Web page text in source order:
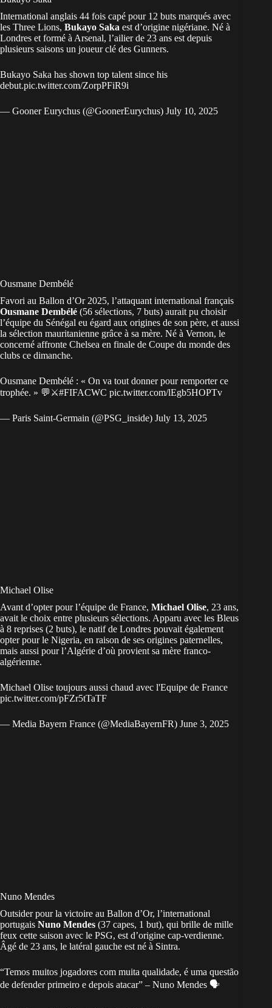
International anglais 44 fois capé pour 12 buts marqués avec
les Three Lions, Bukayo Saka est d’origine nigériane. Né à
Londres et formé à Arsenal, l’ailier de 23 ans est depuis
plusieurs saisons un joueur clé des Gunners.
Bukayo Saka has shown top talent since his
debut.pic.twitter.com/ZorpPFiR9i
— Gooner Eurychus (@GoonerEurychus) July 10, 2025
Ousmane Dembélé
Favori au Ballon d’Or 2025, l’attaquant international français
Ousmane Dembélé (56 sélections, 7 buts) aurait pu choisir
l’équipe du Sénégal eu égard aux origines de son père, et aussi
la sélection mauritanienne grâce à sa mère. Né à Vernon, le
concerné affronte Chelsea en finale de Coupe du monde des
clubs ce dimanche.
Ousmane Dembélé : « On va tout donner pour remporter ce
trophée. » 💬⚔️#FIFACWC pic.twitter.com/lEgb5HOPTv
— Paris Saint-Germain (@PSG_inside) July 13, 2025
Michael Olise
Avant d’opter pour l’équipe de France, Michael Olise, 23 ans,
avait le choix entre plusieurs sélections. Apparu avec les Bleus
à 8 reprises (2 buts), le natif de Londres pouvait également
opter pour le Nigeria, en raison de ses origines paternelles,
mais aussi pourl’Algérie d’où provient sa mère franco-
algérienne.
Michael Olise toujours aussi chaud avec l'Equipe de France
pic.twitter.com/pFZr5tTaTF
— Media Bayern France (@MediaBayernFR) June 3, 2025
Nuno Mendes
Outsider pour la victoire au Ballon d’Or, l’international
portugais Nuno Mendes (37 capes, 1 but), qui brille de mille
feux cette saison avec le PSG, est d’origine cap-verdienne.
Âgé de 23 ans, le latéral gauche est né à Sintra.
“Temos muitos jogadores com muita qualidade, é uma questão
de defender primeiro e depois atacar” – Nuno Mendes 🗣️